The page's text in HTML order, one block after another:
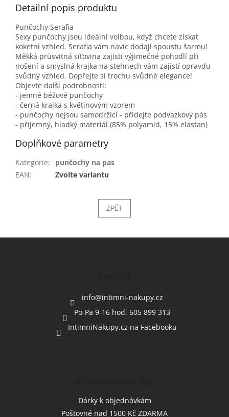
Detailní popis produktu
Punčochy Serafia
Sexy punčochy jsou ideální volbou, když chcete získat
koketní vzhled. Serafia vám navíc dodají spoustu šarmu!
Měkká průsvitná síťovina zajistí výjimečné pohodlí při
nošení a smyslná krajka na stehnech vám zajistí opravdu
svůdný vzhled. Dopřejte si trochu svůdné elegance!
Objevte další podrobnosti:
- jemné béžové punčochy
- černá krajka s květinovým vzorem
- punčochy nejsou samodržící - přidejte podvazkový pás
- příjemný, hladký materiál (85% polyamid, 15% elastan)
Doplňkové parametry
Kategorie:
punčochy na pas
EAN: Zvolte variantu
ZPĚT
info@intimni-nakupy.cz
Po-Pa 9-16 hod. 605 899 313
IntimniNakupy.cz na Facebooku
Dárky k objednávkám
Poštovné nad 1500 Kč ZDARMA